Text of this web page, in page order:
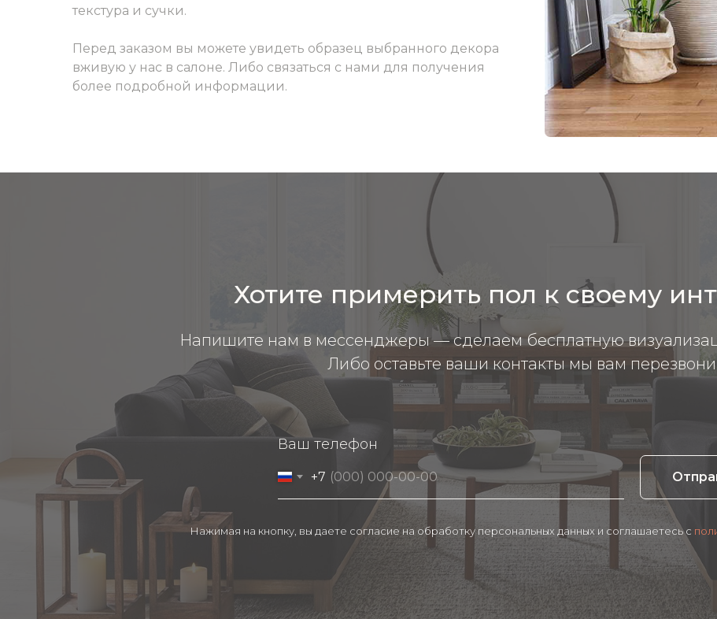
текстура и сучки.
Перед заказом вы можете увидеть образец выбранного декора
вживую у нас в салоне. Либо связаться с нами для получения
более подробной информации.
Хотите примерить пол к своему
Напишите нам в мессенджеры — сделаем бесплатную
Либо оставьте ваши контакты мы вам
Ваш телефон
+7
Нажимая на кнопку, вы даете согласие на обработку персональных данных и соглашаетесь c